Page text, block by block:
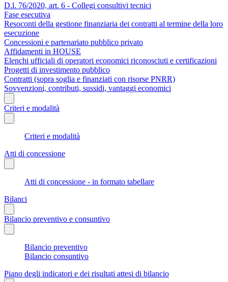
D.l. 76/2020, art. 6 - Collegi consultivi tecnici
Fase esecutiva
Resoconti della gestione finanziaria dei contratti al termine della loro
esecuzione
Concessioni e partenariato pubblico privato
Affidamenti in HOUSE
Elenchi ufficiali di operatori economici riconosciuti e certificazioni
Progetti di investimento pubblico
Contratti (sopra soglia e finanziati con risorse PNRR)
Sovvenzioni, contributi, sussidi, vantaggi economici
Criteri e modalità
Criteri e modalità
Atti di concessione
Atti di concessione - in formato tabellare
Bilanci
Bilancio preventivo e consuntivo
Bilancio preventivo
Bilancio consuntivo
Piano degli indicatori e dei risultati attesi di bilancio